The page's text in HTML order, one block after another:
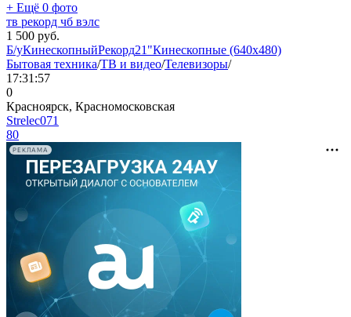
+ Ещё 0 фото
тв рекорд чб вэлс
1 500 руб.
Б/уКинескопныйРекорд21"Кинескопные (640x480)
Бытовая техника/ТВ и видео/Телевизоры/
17:31:57
0
Красноярск, Красномосковская
Strelec071
80
РЕКЛАМА